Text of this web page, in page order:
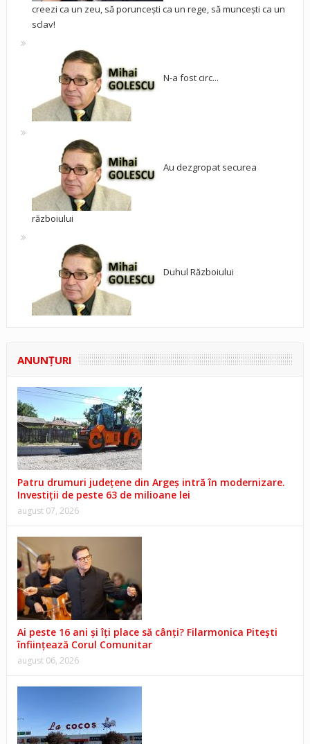
creezi ca un zeu, să poruncești ca un rege, să muncești ca un
sclav!
N-a fost circ...
Au dezgropat securea
războiului
Duhul Războiului
ANUNŢURI
Patru drumuri județene din Argeș intră în modernizare.
Investiții de peste 63 de milioane lei
august 07, 2026
Ai peste 16 ani și îți place să cânți? Filarmonica Pitești
înființează Corul Comunitar
august 06, 2026